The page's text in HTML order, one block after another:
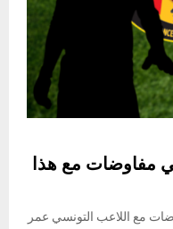
مفاوضات مع هذا
مع اللاعب التونسي عمر